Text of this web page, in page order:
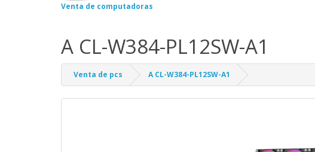
Venta de computadoras
A CL-W384-PL12SW-A1
Venta de pcs A CL-W384-PL12SW-A1